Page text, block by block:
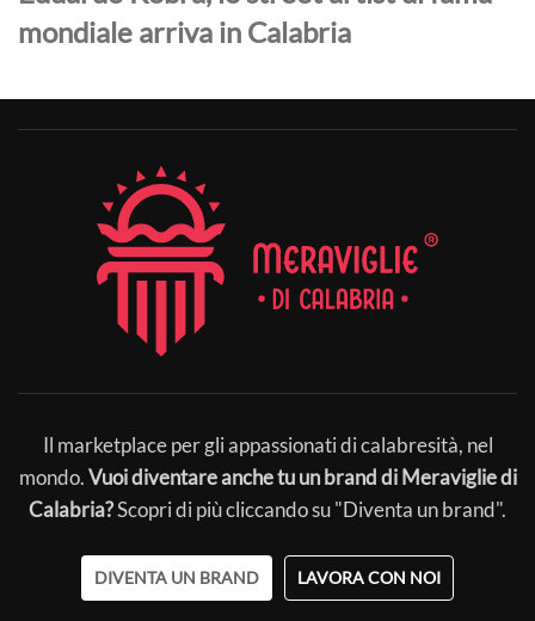
mondiale arriva in Calabria
Il marketplace per gli appassionati di calabresità, nel
mondo.Vuoi diventare anche tu un brand di Meraviglie di
Calabria?Scopri di più cliccando su "Diventa un brand".
DIVENTA UN BRAND LAVORA CON NOI